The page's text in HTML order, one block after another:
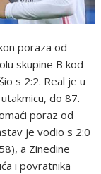
poraza od
skupine B kod
s 2:2. Real je u
do 87.
poraz od
je vodio s 2:0
a Zinedine
i povratnika